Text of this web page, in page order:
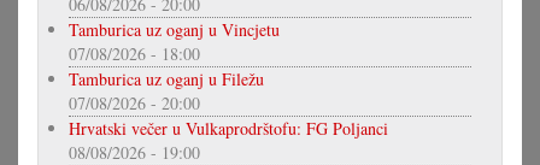
Tamburica uz oganj u Vincjetu
07/08/2026 - 18:00
Tamburica uz oganj u Filežu
07/08/2026 - 20:00
Hrvatski večer u Vulkaprodrštofu: FG Poljanci
08/08/2026 - 19:00